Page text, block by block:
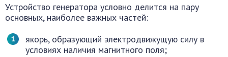
Устройство генератора условно делится на пару
основных, наиболее важных частей:
якорь, образующий электродвижущую силу в
условиях наличия магнитного поля;